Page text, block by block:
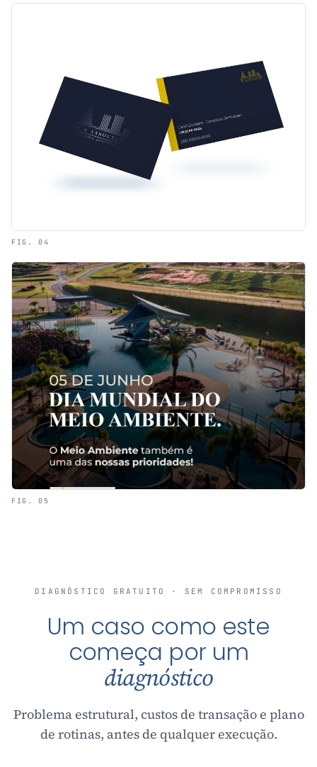
FIG. 04
FIG. 05
DIAGNÓSTICO GRATUITO · SEM COMPROMISSO
Um caso como este
começa por um
diagnóstico
Problema estrutural, custos de transação e plano
de rotinas, antes de qualquer execução.